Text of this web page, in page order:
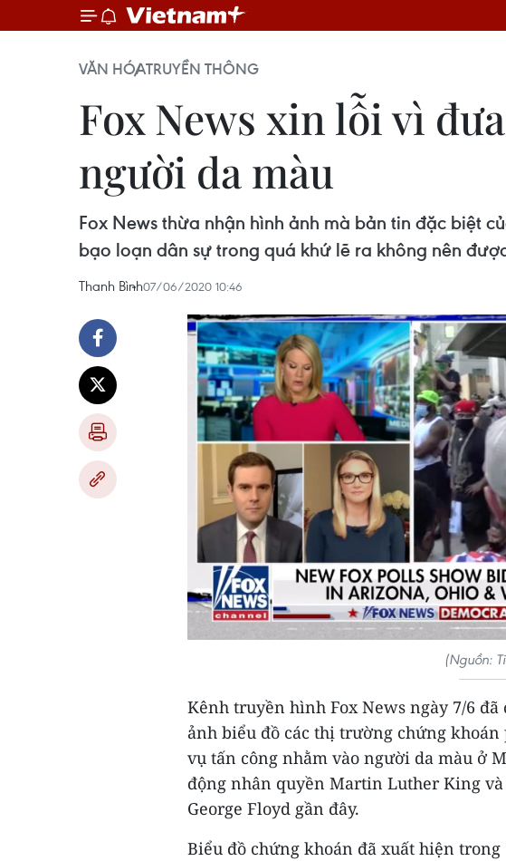
VĂN HÓATRUYỀN THÔNG
Fox News xin lỗi vì
người da màu
Fox News thừa nhận hình ảnh mà bản tin đặc biệt
bạo loạn dân sự trong quá khứ lẽ ra không nên
Thanh Bình07/06/2020 10:46
(Nguồn:
Kênh truyền hình Fox News ngày 7/6
ảnh biểu đồ các thị trường chứng
vụ tấn công nhằm vào người da màu ở
động nhân quyền Martin Luther King
George Floyd gần đây.
Biểu đồ chứng khoán đã xuất hiện